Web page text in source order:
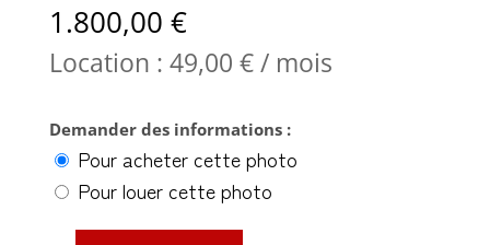
1.800,00 €
Location : 49,00 €/ mois
Demander des informations :
Pour acheter cette photo
Pour louer cette photo